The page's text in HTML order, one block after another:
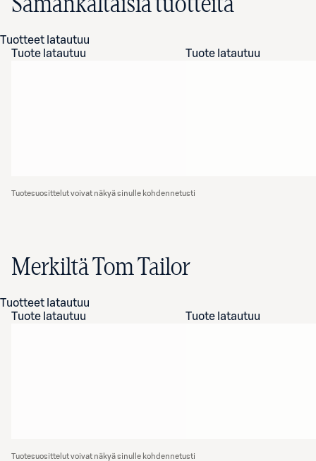
Samankaltaisia tuotteita
Tuotteet latautuu
Tuote latautuu
Tuote latautuu
Tuotesuosittelut voivat näkyä sinulle kohdennetusti
Merkiltä Tom Tailor
Tuotteet latautuu
Tuote latautuu
Tuote latautuu
Tuotesuosittelut voivat näkyä sinulle kohdennetusti